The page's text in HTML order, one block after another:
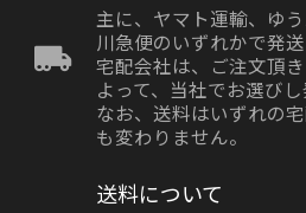
主に、ヤマト運輸、ゆ
川急便のいずれかで発送
宅配会社は、ご注文頂
よって、当社でお選びし
なお、送料はいずれの
も変わりません。
送料について